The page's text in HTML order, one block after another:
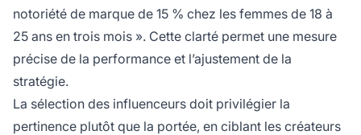
notoriété de marque de 15 % chez les femmes de 18 à
25 ans en trois mois ». Cette clarté permet une mesure
précise de la performance et l’ajustement de la
stratégie.
La sélection des influenceurs doit privilégier la
pertinence plutôt que la portée, en ciblant les créateurs